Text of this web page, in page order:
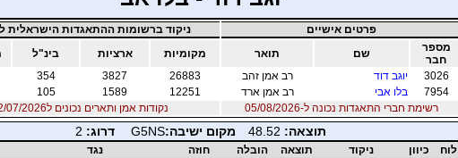
פרטים אישיים
ניקוד ברשומות ההתאגדות הישראלית
מספר
חבר
שם תואר מקומיות ארציות בינ"ל
3026
יוגב דוד רב אמן זהב 26883
3827
354
7954
בלו אבי רב אמן ארד 12251
1589
105
רשימת חברי התאגדות נכונה ל-05/08/2026
נקודות אמן ותארים נכונים ל12/07/2026
תוצאה: 48.52 מקום ישיבה:G5NS דרוג: 2
לוח כיוון ניקוד תוצאה הובלה חוזה
נגד